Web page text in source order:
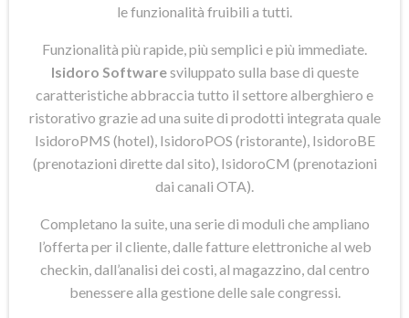
le funzionalità fruibili a tutti.
Funzionalità più rapide, più semplici e più immediate.
Isidoro Softwaresviluppato sulla base di queste
caratteristiche abbraccia tutto il settore alberghiero e
ristorativo grazie ad una suite di prodotti integrata quale
IsidoroPMS (hotel), IsidoroPOS (ristorante), IsidoroBE
(prenotazioni dirette dal sito), IsidoroCM (prenotazioni
dai canali OTA).
Completano la suite, una serie di moduli che ampliano
l’offerta per il cliente, dalle fatture elettroniche al web
checkin, dall’analisi dei costi, al magazzino, dal centro
benessere alla gestione delle sale congressi.